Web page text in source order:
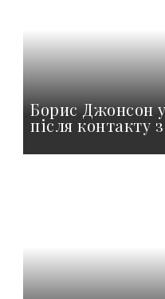
Борис Джонсон
після контакту